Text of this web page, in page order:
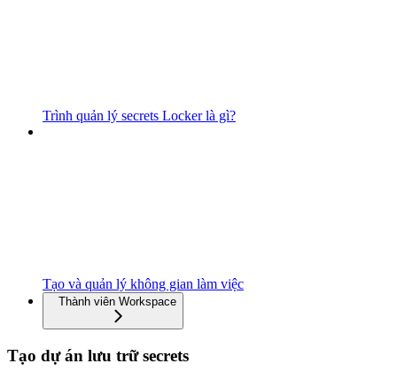
Trình quản lý secrets Locker là gì?
Tạo và quản lý không gian làm việc
Thành viên Workspace
Tạo dự án lưu trữ secrets